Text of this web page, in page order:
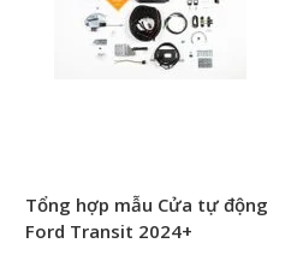
Tổng hợp mẫu Cửa tự động
Ford Transit 2024+